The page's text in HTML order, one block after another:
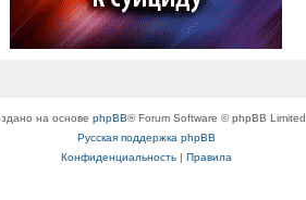
на основе phpBB® Forum Software © phpBB Limited
Русская поддержка phpBB
Конфиденциальность| Правила